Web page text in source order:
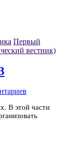
Первый
вестник)
В этой части